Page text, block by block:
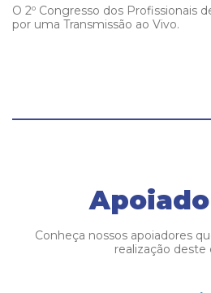
O 2º Congresso dos Profissionais
por uma Transmissão ao Vivo.
Conheça nossos apoiadores
realização deste